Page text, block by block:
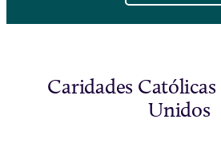
Caridades Católicas
Unidos